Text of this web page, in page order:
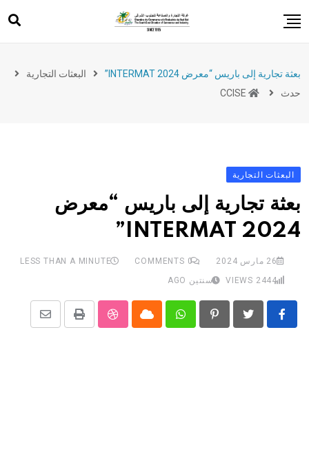
to
دعم الصادرات
تشريعات
بعثة تجارية إلى باريس “معرض INTERMAT 2024”
البعثات التجارية
حدث
CCISE
البعثات التجارية
بعثة تجارية إلى باريس “معرض
INTERMAT 2024”
26 مارس 2024 0
LESS THAN A MINUTE
2444
سنتين AGO
Pinterest
Whatsapp
Cloud
StumbleUpon
Print
Share